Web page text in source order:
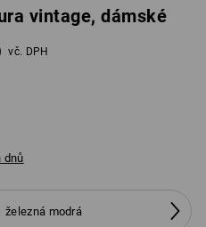
vintage, dámské
vč. DPH
dnů
železná modrá